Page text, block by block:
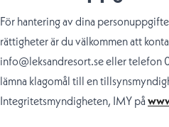
För hantering av dina
rättigheter är du välkommen att
info@leksandresort.se eller telefon
lämna klagomål till en
Integritetsmyndigheten, IMY på